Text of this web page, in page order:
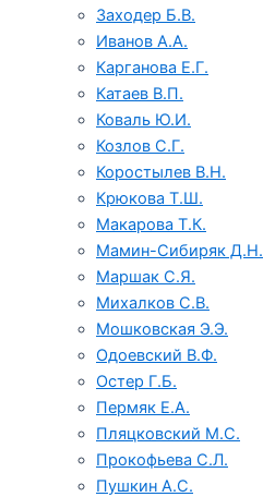
Заходер Б.В.
Иванов А.А.
Карганова Е.Г.
Катаев В.П.
Коваль Ю.И.
Козлов С.Г.
Коростылев В.Н.
Крюкова Т.Ш.
Макарова Т.К.
Мамин-Сибиряк Д.Н.
Маршак С.Я.
Михалков С.В.
Мошковская Э.Э.
Одоевский В.Ф.
Остер Г.Б.
Пермяк Е.А.
Пляцковский М.С.
Прокофьева С.Л.
Пушкин А.С.